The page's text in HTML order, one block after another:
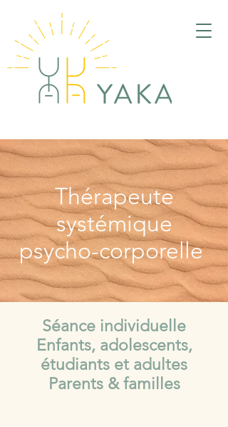
Thérapeute
systémique
psycho-corporelle
Séance individuelle
Enfants, adolescents,
étudiants et adultes
Parents & familles